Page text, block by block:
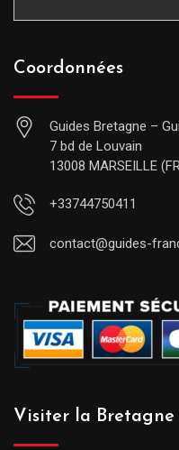
Coordonnées
Guides Bretagne –
7 bd de Louvain
13008 MARSEILLE
+33744750411
contact@guides-
Visiter la Bretagne